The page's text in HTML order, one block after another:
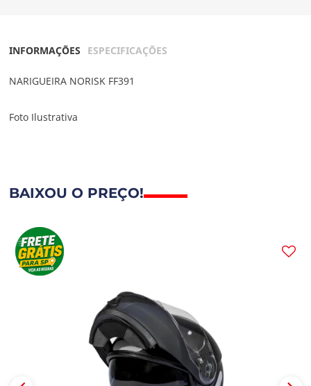
INFORMAÇÕES ESPECIFICAÇÕES
NARIGUEIRA NORISK FF391
Foto Ilustrativa
BAIXOU O PREÇO!